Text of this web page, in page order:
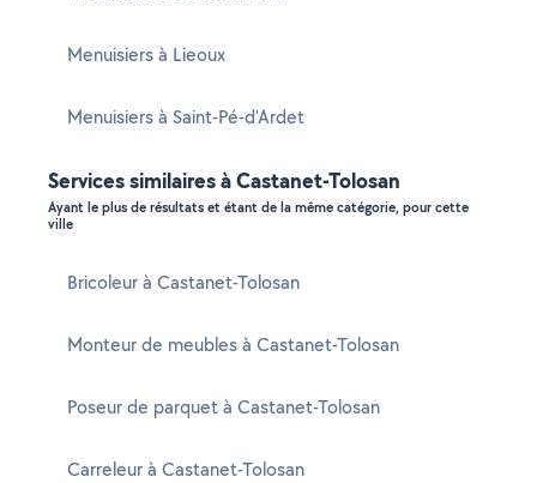
Menuisiers à Lieoux
Menuisiers à Saint-Pé-d'Ardet
Services similaires à Castanet-Tolosan
Ayant le plus de résultats et étant de la même catégorie, pour cette
ville
Bricoleur à Castanet-Tolosan
Monteur de meubles à Castanet-Tolosan
Poseur de parquet à Castanet-Tolosan
Carreleur à Castanet-Tolosan